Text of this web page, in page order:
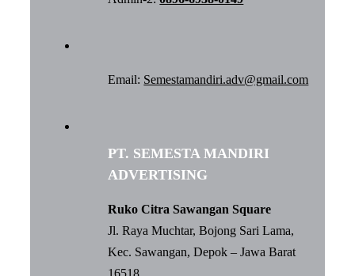
Email: Semestamandiri.adv@gmail.com
PT. SEMESTA MANDIRI
ADVERTISING
Ruko Citra Sawangan Square
Jl. Raya Muchtar, Bojong Sari Lama,
Kec. Sawangan, Depok – Jawa Barat
16518